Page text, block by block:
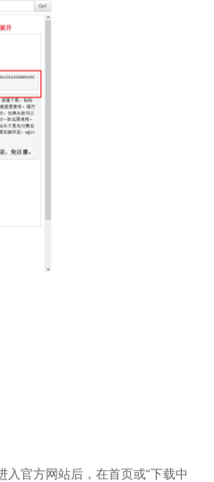
官方网站后，在首页或“下载中